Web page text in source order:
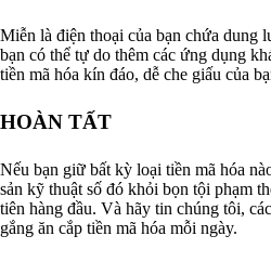
Miễn là điện thoại của bạn chứa dung
bạn có thể tự do thêm các ứng dụng
tiền mã hóa kín đáo, dễ che giấu của
HOÀN TẤT
Nếu bạn giữ bất kỳ loại tiền mã hóa
sản kỹ thuật số đó khỏi bọn tội phạm
tiên hàng đầu. Và hãy tin chúng tôi,
gắng ăn cắp tiền mã hóa mỗi ngày.